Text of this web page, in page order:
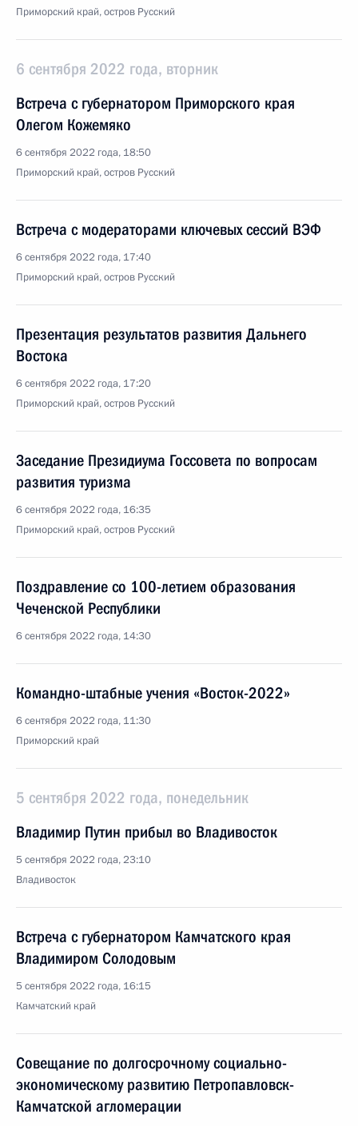
Приморский край, остров Русский
6 сентября 2022 года, вторник
Встреча с губернатором Приморского края
Олегом Кожемяко
6 сентября 2022 года, 18:50
Приморский край, остров Русский
Встреча с модераторами ключевых сессий ВЭФ
6 сентября 2022 года, 17:40
Приморский край, остров Русский
Презентация результатов развития Дальнего
Востока
6 сентября 2022 года, 17:20
Приморский край, остров Русский
Заседание Президиума Госсовета по вопросам
развития туризма
6 сентября 2022 года, 16:35
Приморский край, остров Русский
Поздравление со 100-летием образования
Чеченской Республики
6 сентября 2022 года, 14:30
Командно-штабные учения «Восток-2022»
6 сентября 2022 года, 11:30
Приморский край
5 сентября 2022 года, понедельник
Владимир Путин прибыл во Владивосток
5 сентября 2022 года, 23:10
Владивосток
Встреча с губернатором Камчатского края
Владимиром Солодовым
5 сентября 2022 года, 16:15
Камчатский край
Совещание по долгосрочному социально-
экономическому развитию Петропавловск-
Камчатской агломерации